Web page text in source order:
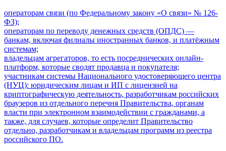
операторам связи (по Федеральному закону «О связи» № 126-
ФЗ);
операторам по переводу денежных средств (ОПДС) —
банкам, включая филиалы иностранных банков, и платёжным
системам;
владельцам агрегаторов, то есть посреднических онлайн-
платформ, которые сводят продавца и покупателя;
участникам системы Национального удостоверяющего центра
(НУЦ): юридическим лицам и ИП с лицензией на
криптографическую деятельность, разработчикам российских
браузеров из отдельного перечня Правительства, органам
власти при электронном взаимодействии с гражданами, а
также, для случаев, которые определит Правительство
отдельно, разработчикам и владельцам программ из реестра
российского ПО.